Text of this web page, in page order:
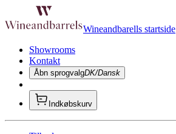
Wineandbarells startside
Showrooms
Kontakt
Åbn sprogvalgDK/Dansk
Indkøbskurv